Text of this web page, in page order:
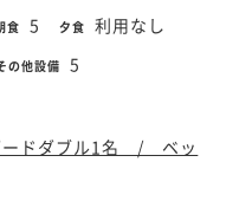
食 5 夕食 利用なし
の他設備 5
ードダブル1名 / ベッ